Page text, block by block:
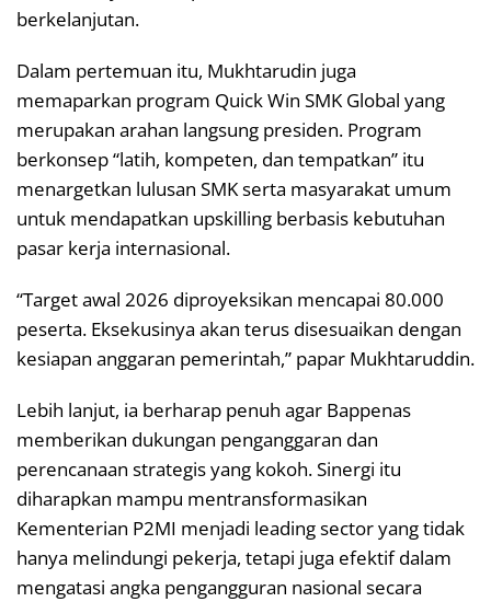
berkelanjutan.
Dalam pertemuan itu, Mukhtarudin juga
memaparkan program Quick Win SMK Global yang
merupakan arahan langsung presiden. Program
berkonsep “latih, kompeten, dan tempatkan” itu
menargetkan lulusan SMK serta masyarakat umum
untuk mendapatkan upskilling berbasis kebutuhan
pasar kerja internasional.
“Target awal 2026 diproyeksikan mencapai 80.000
peserta. Eksekusinya akan terus disesuaikan dengan
kesiapan anggaran pemerintah,” papar Mukhtaruddin.
Lebih lanjut, ia berharap penuh agar Bappenas
memberikan dukungan penganggaran dan
perencanaan strategis yang kokoh. Sinergi itu
diharapkan mampu mentransformasikan
Kementerian P2MI menjadi leading sector yang tidak
hanya melindungi pekerja, tetapi juga efektif dalam
mengatasi angka pengangguran nasional secara